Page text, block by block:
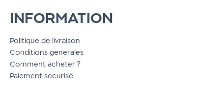
INFORMATION
Politique de livraison
Conditions generales
Comment acheter ?
Paiement securisé